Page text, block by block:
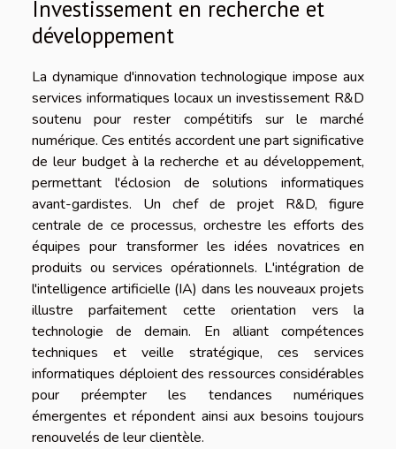
Investissement en recherche et
développement
La dynamique d'innovation technologique impose aux
services informatiques locaux un investissement R&D
soutenu pour rester compétitifs sur le marché
numérique. Ces entités accordent une part significative
de leur budget à la recherche et au développement,
permettant l'éclosion de solutions informatiques
avant-gardistes. Un chef de projet R&D, figure
centrale de ce processus, orchestre les efforts des
équipes pour transformer les idées novatrices en
produits ou services opérationnels. L'intégration de
l'intelligence artificielle (IA) dans les nouveaux projets
illustre parfaitement cette orientation vers la
technologie de demain. En alliant compétences
techniques et veille stratégique, ces services
informatiques déploient des ressources considérables
pour préempter les tendances numériques
émergentes et répondent ainsi aux besoins toujours
renouvelés de leur clientèle.